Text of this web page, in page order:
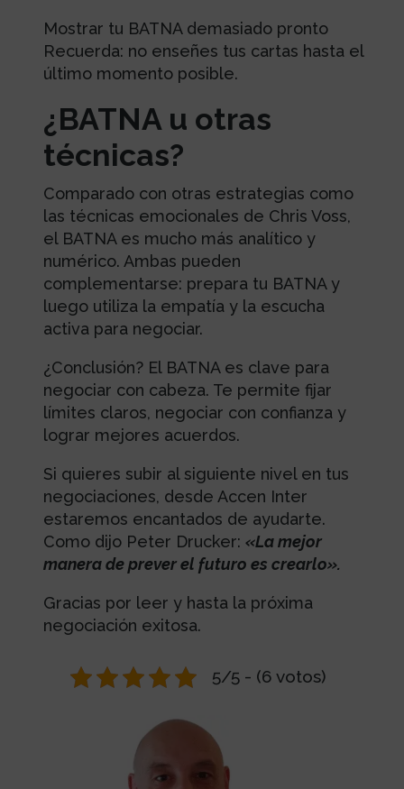
Mostrar tu BATNA demasiado pronto
Recuerda: no enseñes tus cartas hasta el
último momento posible.
¿BATNA u otras
técnicas?
Comparado con otras estrategias como
las técnicas emocionales de Chris Voss,
el BATNA es mucho más analítico y
numérico. Ambas pueden
complementarse: prepara tu BATNA y
luego utiliza la empatía y la escucha
activa para negociar.
¿Conclusión? El BATNA es clave para
negociar con cabeza. Te permite fijar
límites claros, negociar con confianza y
lograr mejores acuerdos.
Si quieres subir al siguiente nivel en tus
negociaciones, desde Accen Inter
estaremos encantados de ayudarte.
Como dijo Peter Drucker: «La mejor
manera de prever el futuro es crearlo».
Gracias por leer y hasta la próxima
negociación exitosa.
5/5 - (6 votos)